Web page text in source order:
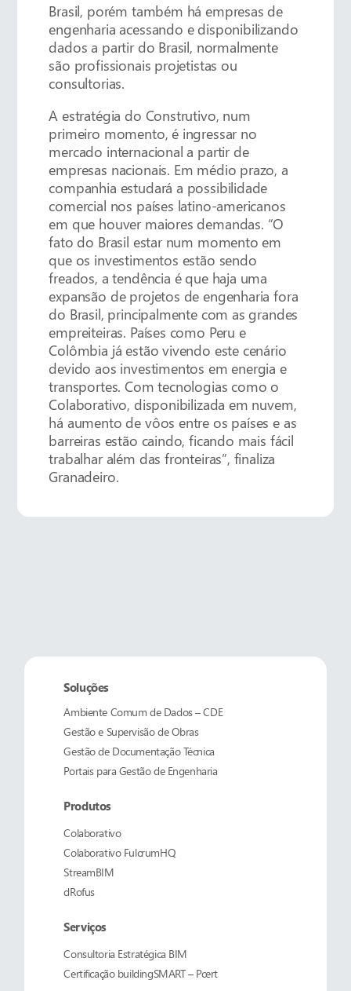
Brasil, porém também há empresas de
engenharia acessando e disponibilizando
dados a partir do Brasil, normalmente
são profissionais projetistas ou
consultorias.
A estratégia do Construtivo, num
primeiro momento, é ingressar no
mercado internacional a partir de
empresas nacionais. Em médio prazo, a
companhia estudará a possibilidade
comercial nos países latino-americanos
em que houver maiores demandas. “O
fato do Brasil estar num momento em
que os investimentos estão sendo
freados, a tendência é que haja uma
expansão de projetos de engenharia fora
do Brasil, principalmente com as grandes
empreiteiras. Países como Peru e
Colômbia já estão vivendo este cenário
devido aos investimentos em energia e
transportes. Com tecnologias como o
Colaborativo, disponibilizada em nuvem,
há aumento de vôos entre os países e as
barreiras estão caindo, ficando mais fácil
trabalhar além das fronteiras”, finaliza
Granadeiro.​
Soluções
Ambiente Comum de Dados – CDE
Gestão e Supervisão de Obras
Gestão de Documentação Técnica
Portais para Gestão de Engenharia
Produtos
Colaborativo
Colaborativo FulcrumHQ
StreamBIM
dRofus
Serviços
Consultoria Estratégica BIM
Certificação buildingSMART – Pcert